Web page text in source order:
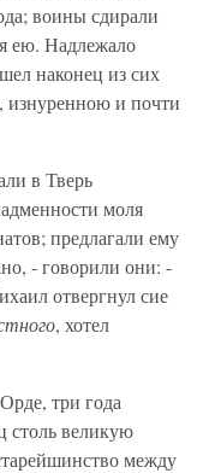
воины сдирали
ею. Надлежало
наконец из сих
и почти
в Тверь
моля
предлагали ему
- говорили они: -
отвергнул сие
, хотел
три года
столь великую
между